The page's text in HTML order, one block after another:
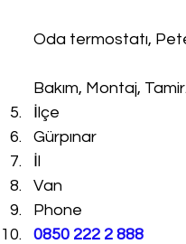
Oda termostatı,
Bakım, Montaj, Tamir.
İlçe
Gürpınar
İl
Van
Phone
0850 222 2 888